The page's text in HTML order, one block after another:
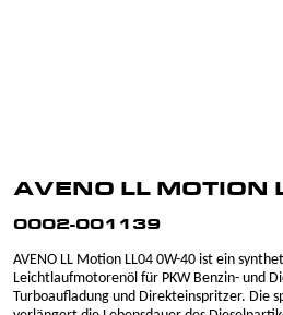
AVENO LL MOTION
0002-001139
AVENO LL Motion LL04 0W-40 ist ein
Leichtlaufmotorenöl für PKW Benzin- und
Turboaufladung und Direkteinspritzer. Die